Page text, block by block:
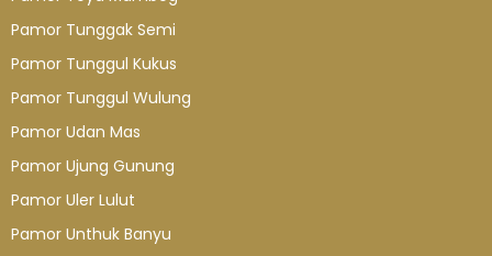
Pamor Tunggak Semi
Pamor Tunggul Kukus
Pamor Tunggul Wulung
Pamor Udan Mas
Pamor Ujung Gunung
Pamor Uler Lulut
Pamor Unthuk Banyu